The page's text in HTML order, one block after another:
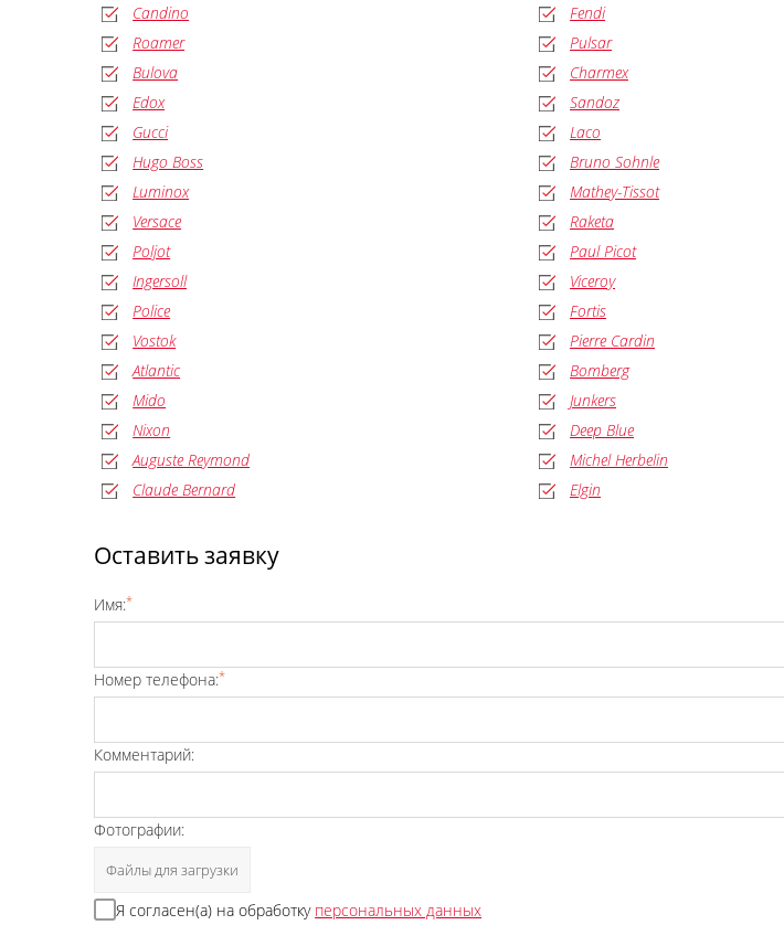
Candino
Roamer
Bulova
Edox
Gucci
Hugo Boss
Luminox
Versace
Poljot
Ingersoll
Police
Vostok
Atlantic
Mido
Nixon
Auguste Reymond
Claude Bernard
Fendi
Pulsar
Charmex
Sandoz
Laco
Bruno Sohnle
Mathey-Tissot
Raketa
Paul Picot
Viceroy
Fortis
Pierre Cardin
Bomberg
Junkers
Deep Blue
Michel Herbelin
Elgin
Оставить заявку
Имя:*
Номер телефона:*
Комментарий:
Фотографии:
Файлы для загрузки
Я согласен(а) на обработку персональных данных